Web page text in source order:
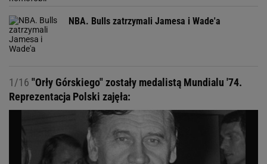
NBA. Bulls zatrzymali Jamesa i Wade'a
1/16 "Orły Górskiego" zostały medalistą Mundialu '74.
Reprezentacja Polski zajęła: